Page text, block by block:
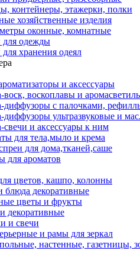
контейнеры, этажерки, полки
хозяйственные изделия
оконные, комнатные
для одежды
хранения одеял
и аксессуары
воскоплавы и
диффузоры с палочками,
ультразвуковые и
свечи и аксессуары к ним
для тела,мыло и крема
для дома,тканей,саше
для ароматов
цветов, кашпо, колонны
блюда декоративные
цветы и фрукты
декоративные
и свечи
и рамы для зеркал
настенные, газетницы,